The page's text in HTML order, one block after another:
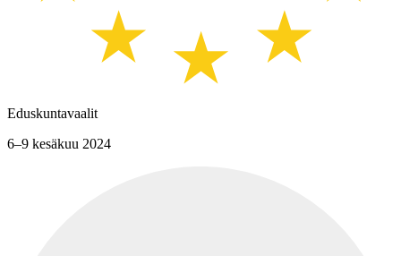
Eduskuntavaalit
6–9 kesäkuu 2024